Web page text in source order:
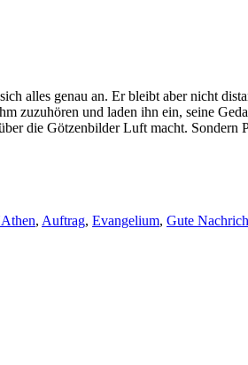
alles genau an. Er bleibt aber nicht
zuzuhören und laden ihn ein, seine
die Götzen­bilder Luft macht.
Athen, Auftrag, Evangelium, Gute